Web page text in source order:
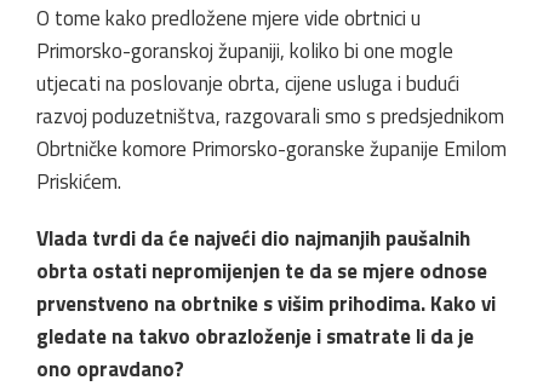
O tome kako predložene mjere vide obrtnici u
Primorsko-goranskoj županiji, koliko bi one mogle
utjecati na poslovanje obrta, cijene usluga i budući
razvoj poduzetništva, razgovarali smo s predsjednikom
Obrtničke komore Primorsko-goranske županije Emilom
Priskićem.
Vlada tvrdi da će najveći dio najmanjih paušalnih
obrta ostati nepromijenjen te da se mjere odnose
prvenstveno na obrtnike s višim prihodima. Kako vi
gledate na takvo obrazloženje i smatrate li da je
ono opravdano?